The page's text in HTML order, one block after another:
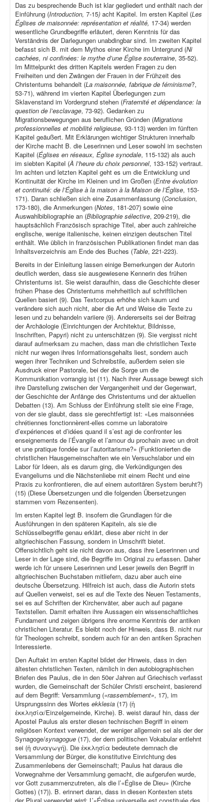
Das zu besprechende Buch ist klar gegliedert und enthält nach der
Einführung (Introduction, 7-15) acht Kapitel. Im ersten Kapitel (Les
Églises de maisonnée: représentation et réalité, 17-34) werden
wesentliche Grundbegriffe erläutert, deren Kenntnis für das
Verständnis der Darlegungen unabdingbar sind. Im zweiten Kapitel
befasst sich B. mit dem Mythos einer Kirche im Untergrund (Ni
cachées, ni confinées: le mythe d’une Église souterraine, 35-52).
Im Mittelpunkt des dritten Kapitels werden Fragen zu den
Freiheiten und den Zwängen der Frauen in der Frühzeit des
Christentums behandelt (La maisonnée, fabrique de féminisme?,
53-71), während im vierten Kapitel Überlegungen zum
Sklavenstand im Vordergrund stehen (Fraternité et dépendance: la
question de l’esclavage, 73-92). Gedanken zu
Migrationsbewegungen aus beruflichen Gründen (Migrations
professionnelles et mobilité religieuse, 93-113) werden im fünften
Kapitel geäußert. Mit Erklärungen wichtiger Strukturen innerhalb
der Kirche macht B. die Leserinnen und Leser sowohl im sechsten
Kapitel (Églises en réseaux, Église synodale, 115-132) als auch
im siebten Kapitel (À l’heure du choix personnel, 133-152) vertraut.
Im achten und letzten Kapitel geht es um die Entwicklung und
Kontinuität der Kirche im Kleinen und im Großen (Entre évolution
et continuité: de l’Église à la maison à la Maison de l’Église, 153-
171). Daran schließen sich eine Zusammenfassung (Conclusion,
173-180), die Anmerkungen (Notes, 181-207) sowie eine
Auswahlbibliographie an (Bibliographie sélective, 209-219), die
hauptsächlich Französisch sprachige Titel, aber auch zahlreiche
englische, wenige italienische, keinen einzigen deutschen Titel
enthält. Wie üblich in französischen Publikationen findet man das
Inhaltsverzeichnis am Ende des Buches (Table, 221-223).
Bereits in der Einleitung lassen einige Bemerkungen der Autorin
deutlich werden, dass sie ausgewiesene Kennerin des frühen
Christentums ist. Sie weist daraufhin, dass die Geschichte dieser
frühen Phase des Christentums mehrheitlich auf schriftlichen
Quellen basiert (9). Das Textcorpus erhöhe sich kaum und
verändere sich auch nicht, aber die Art und Weise die Texte zu
lesen und zu behandeln variiere (9). Andererseits sei der Beitrag
der Archäologie (Einrichtungen der Architektur, Bildnisse,
Inschriften, Papyri) nicht zu unterschätzen (9). Sie vergisst nicht
darauf aufmerksam zu machen, dass man die christlichen Texte
nicht nur wegen ihres Informationsgehalts liest, sondern auch
wegen ihrer Techniken und Schreibstile, außerdem seien sie
Ausdruck einer Pastorale, bei der die Sorge um die
Kommunikation vorrangig ist (11). Nach ihrer Aussage bewegt sich
ihre Darstellung zwischen der Vergangenheit und der Gegenwart,
der Geschichte der Anfänge des Christentums und der aktuellen
Debatten (13). Am Schluss der Einführung stellt sie eine Frage,
von der sie glaubt, dass sie gerechtfertigt ist: «Les maisonnées
chrétiennes fonctionnèrent-elles comme un laboratoire
d’expériences et d’idées quand il s’est agi de confronter les
enseignements de l’Évangile et l’amour du prochain avec un droit
et une pratique fondée sur l’autoritarisme?» (Funktionierten die
christlichen Hausgemeinschaften wie ein Versuchslabor und ein
Labor für Ideen, als es darum ging, die Verkündigungen des
Evangeliums und die Nächstenliebe mit einem Recht und eine
Praxis zu konfrontieren, die auf einem autoritären System beruht?)
(15) (Diese Übersetzungen und die folgenden Übersetzungen
stammen vom Rezensenten).
Im ersten Kapitel legt B. insofern die Grundlagen für die
Ausführungen in den späteren Kapiteln, als sie die
Schlüsselbegriffe genau erklärt, diese aber nicht in der
altgriechischen Fassung, sondern in Umschrift bietet.
Offensichtlich geht sie nicht davon aus, dass ihre Leserinnen und
Leser in der Lage sind, die Begriffe im Original zu erfassen. Daher
werde ich für unsere Leserinnen und Leser jeweils den Begriff in
altgriechischen Buchstaben mitliefern, dazu aber auch eine
deutsche Übersetzung. Hilfreich ist auch, dass die Autorin stets
auf Quellen verweist, sei es auf die Texte des Neuen Testaments,
sei es auf Schriften der Kirchenväter, aber auch auf pagane
Textstellen. Damit erhalten ihre Aussagen ein wissenschaftliches
Fundament und zeigen übrigens ihre enorme Kenntnis der antiken
christlichen Literatur. Es bleibt noch der Hinweis, dass B. nicht nur
für Theologen schreibt, sondern auch für an den antiken Sprachen
Interessierte.
Den Auftakt im ersten Kapitel bildet der Hinweis, dass in den
ältesten christlichen Texten, nämlich in den autobiographischen
Briefen des Paulus, die in den 50er Jahren auf Griechisch verfasst
wurden, die Gemeinschaft der Schüler Christi erscheint, basierend
auf dem Begriff: Versammlung («rassemblement», 17), im
Ursprungssinn des Wortes ekklesia (17) (ἡ
ἐκκλησία/Einzelgemeinde, Kirche). B. weist darauf hin, dass der
Apostel Paulus als erster diesen technischen Begriff in einem
religiösen Kontext verwendet, der weniger allgemein sei als der der
Synagoge/synagogue (17), der dem politischen Vokabular entlehnt
sei (ἡ συναγωγή). Die ἐκκλησία bedeutete demnach die
Versammlung der Bürger, die konstitutive Einrichtung des
Zusammenlebens der Gemeinschaft; Paulus hat daraus die
Vorwegnahme der Versammlung gemacht, die aufgerufen wurde,
vor Gott zusammenzutreten, als die l’«Église de Dieu» (Kirche
Gottes) (17)). B. erinnert daran, dass in diesen Kontexten stets